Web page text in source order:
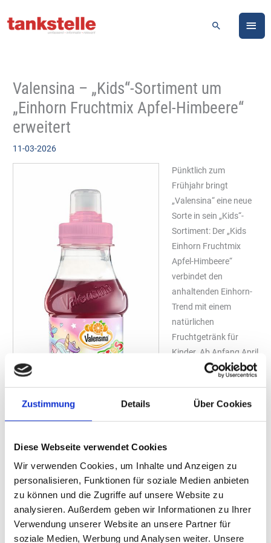
Zustimmung Details Über Cookies
Diese Webseite verwendet Cookies
Wir verwenden Cookies, um Inhalte und Anzeigen zu
personalisieren, Funktionen für soziale Medien anbieten
zu können und die Zugriffe auf unsere Website zu
analysieren. Außerdem geben wir Informationen zu Ihrer
Verwendung unserer Website an unsere Partner für
soziale Medien, Werbung und Analysen weiter. Unsere
Inhalt
Suchen
Valensina – „Kids“-Sortiment um
„Einhorn Fruchtmix Apfel-Himbeere“
erweitert
11-03-2026
Foto: „Valensina GmbH“
Pünktlich zum
Frühjahr bringt
„Valensina“ eine neue
Sorte in sein „Kids“-
Sortiment: Der „Kids
Einhorn Fruchtmix
Apfel-Himbeere“
verbindet den
anhaltenden Einhorn-
Trend mit einem
natürlichen
Fruchtgetränk für
Kinder. Ab Anfang April
ist die neue Sorte im
handlichen 330-
ideal für unterwegs, bei
Einhörner als Sympathieträger am PoS
Das Getränk setzt auf eines der beliebtesten Kindermotive: